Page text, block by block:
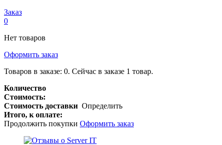
Заказ
0
Нет товаров
Оформить заказ
Товаров в заказе: 0. Сейчас в заказе 1 товар.
Количество
Стоимость:
Стоимость доставки Определить
Итого, к оплате:
Продолжить покупки Оформить заказ